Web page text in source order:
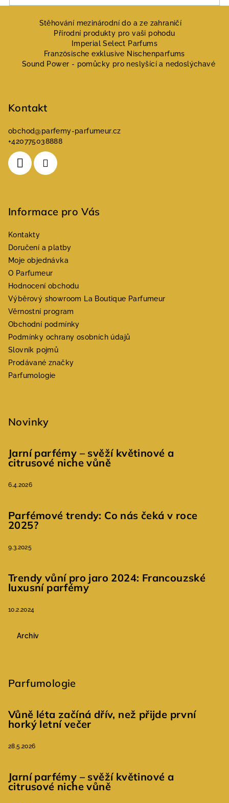
u
Stěhování mezinárodní do a ze zahraničí
Přírodní produkty pro vaši pohodu
Imperial Select Parfums
Französische exklusive Nischenparfums
Sound Power - pomůcky pro neslyšící a nedoslýchavé
Kontakt
obchod@parfemy-parfumeur.cz
+420775038888
Informace pro Vás
Kontakty
Doručení a platby
Moje objednávka
O Parfumeur
Hodnocení obchodu
Výběrový showroom La Boutique Parfumeur
Věrnostní program
Obchodní podmínky
Podmínky ochrany osobních údajů
Slovník pojmů
Prodávané značky
Parfumologie
Novinky
Jarní parfémy – svěží květinové a
citrusové niche vůně
6.4.2026
Parfémové trendy: Co nás čeká v roce
2025?
9.3.2025
Trendy vůní pro jaro 2024: Francouzské
luxusní parfémy
10.2.2024
Archiv
Parfumologie
Vůně léta začíná dřív, než přijde první
horký letní večer
28.5.2026
Jarní parfémy – svěží květinové a
citrusové niche vůně